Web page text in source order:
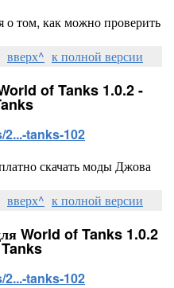
о том, как можно проверить
вверх^ к полной версии
of Tanks 1.0.2 -
tanks-102
скачать моды Джова
вверх^ к полной версии
World of Tanks 1.0.2
tanks-102